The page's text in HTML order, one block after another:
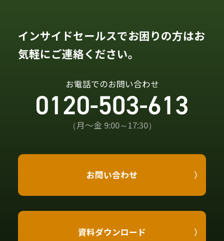
インサイドセールスでお困りの方はお
気軽にご連絡ください。
お電話でのお問い合わせ
（月〜金 9:00～17:30）
お問い合わせ
資料ダウンロード